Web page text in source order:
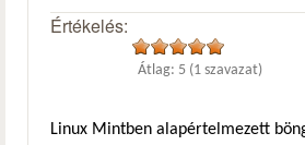
Értékelés:
Átlag: 5 (1 szavazat)
Linux Mintben alapértelmezett